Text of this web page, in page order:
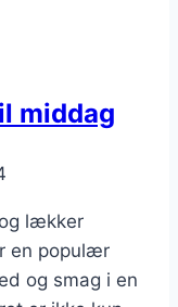
middag
lækker
en populær
og smag i en